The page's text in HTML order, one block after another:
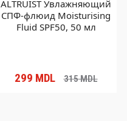
ALTRUIST Увлажняющий
СПФ-флюид Moisturising
Fluid SPF50, 50 мл
299 MDL 315MDL